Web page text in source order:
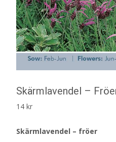
Skärmlavendel –
14 kr
Skärmlavendel – fröer